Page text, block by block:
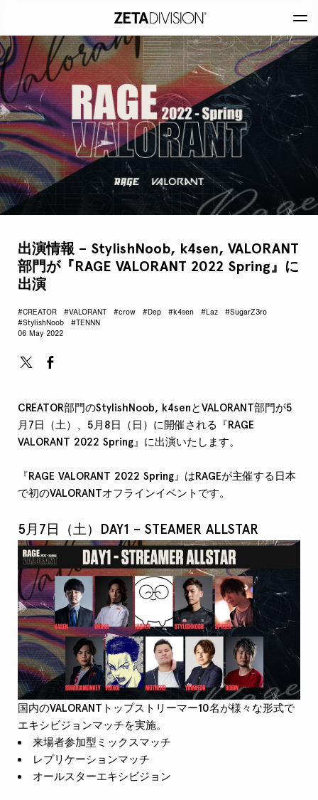
出演情報 – StylishNoob, k4sen, VALORANT
部門が『RAGE VALORANT 2022 Spring』に
出演
#CREATOR #VALORANT #crow #Dep #k4sen #Laz
#SugarZ3ro
#StylishNoob
#TENNN
06 May 2022
CREATOR部門のStylishNoob, k4senとVALORANT部門が5
月7日（土）、5月8日（日）に開催される『RAGE
VALORANT 2022 Spring』に出演いたします。
『RAGE VALORANT 2022 Spring』はRAGEが主催する日本
で初のVALORANTオフラインイベントです。
5月7日（土） DAY1 – STEAMER ALLSTAR
国内のVALORANTトップストリーマー10名が様々な形式で
エキシビジョンマッチを実施。
来場者参加型ミックスマッチ
レプリケーションマッチ
オールスターエキシビジョン